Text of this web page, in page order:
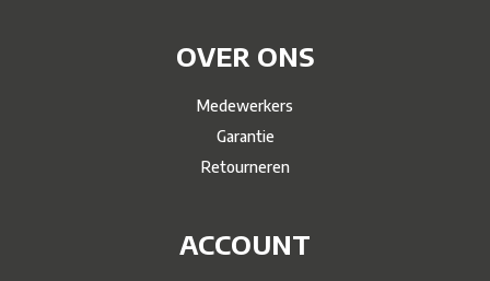
OVER ONS
Medewerkers
Garantie
Retourneren
ACCOUNT